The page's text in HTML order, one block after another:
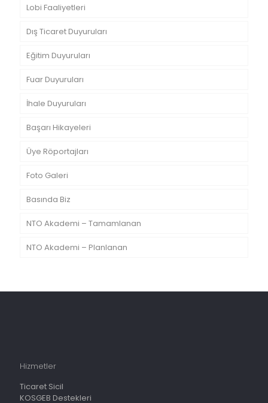
Lobi Faaliyetleri
Dış Ticaret Duyuruları
Eğitim Duyuruları
Fuar Duyuruları
İhale Duyuruları
Başarı Hikayeleri
Üye Röportajları
Foto Galeri
Basında Biz
NTO Akademi – Tamamlanan
NTO Akademi – Planlanan
Hizmetler
Ticaret Sicil
KOSGEB Destekleri